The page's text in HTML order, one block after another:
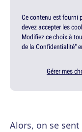
Ce contenu est fourni
devez accepter les
Modifiez ce choix à
de la Confidentialité"
Gérer mes
Alors, on se